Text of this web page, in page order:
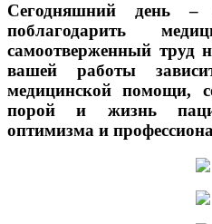
Сегодняшний день
поблагодарить
самоотверженный труд
вашей работы
медицинской помощи,
порой и жизнь
оптимизма и